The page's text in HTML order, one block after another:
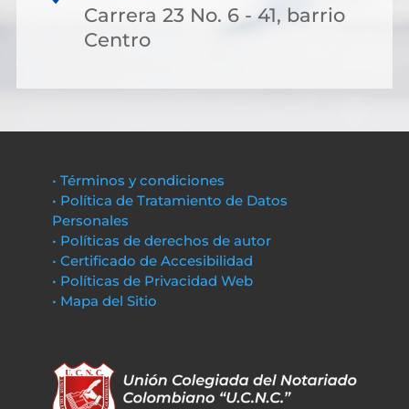
Carrera 23 No. 6 - 41, barrio
Centro
• Términos y condiciones
• Política de Tratamiento de Datos
Personales
• Políticas de derechos de autor
• Certificado de Accesibilidad
• Políticas de Privacidad Web
• Mapa del Sitio